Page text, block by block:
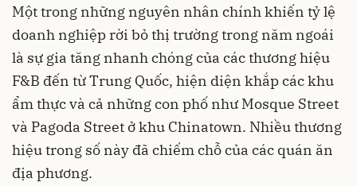
Một trong những nguyên nhân chính khiến tỷ lệ
doanh nghiệp rời bỏ thị trường trong năm ngoái
là sự gia tăng nhanh chóng của các thương hiệu
F&B đến từ Trung Quốc, hiện diện khắp các khu
ẩm thực và cả những con phố như Mosque Street
và Pagoda Street ở khu Chinatown. Nhiều thương
hiệu trong số này đã chiếm chỗ của các quán ăn
địa phương.